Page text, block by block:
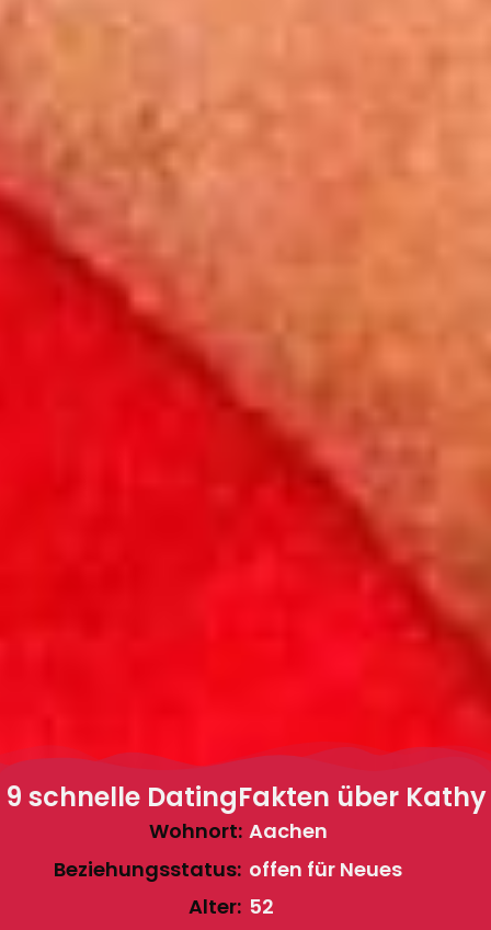
9 schnelle DatingFakten über Kathy
Wohnort: Aachen
Beziehungsstatus: offen für Neues
Alter: 52